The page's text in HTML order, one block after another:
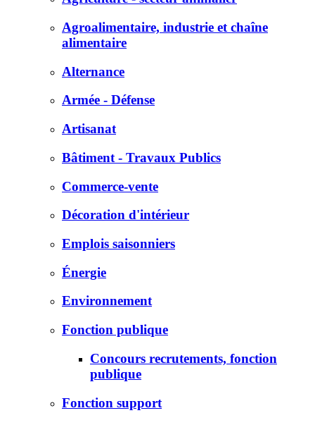
Agroalimentaire, industrie et chaîne
alimentaire
Alternance
Armée - Défense
Artisanat
Bâtiment - Travaux Publics
Commerce-vente
Décoration d'intérieur
Emplois saisonniers
Énergie
Environnement
Fonction publique
Concours recrutements, fonction
publique
Fonction support